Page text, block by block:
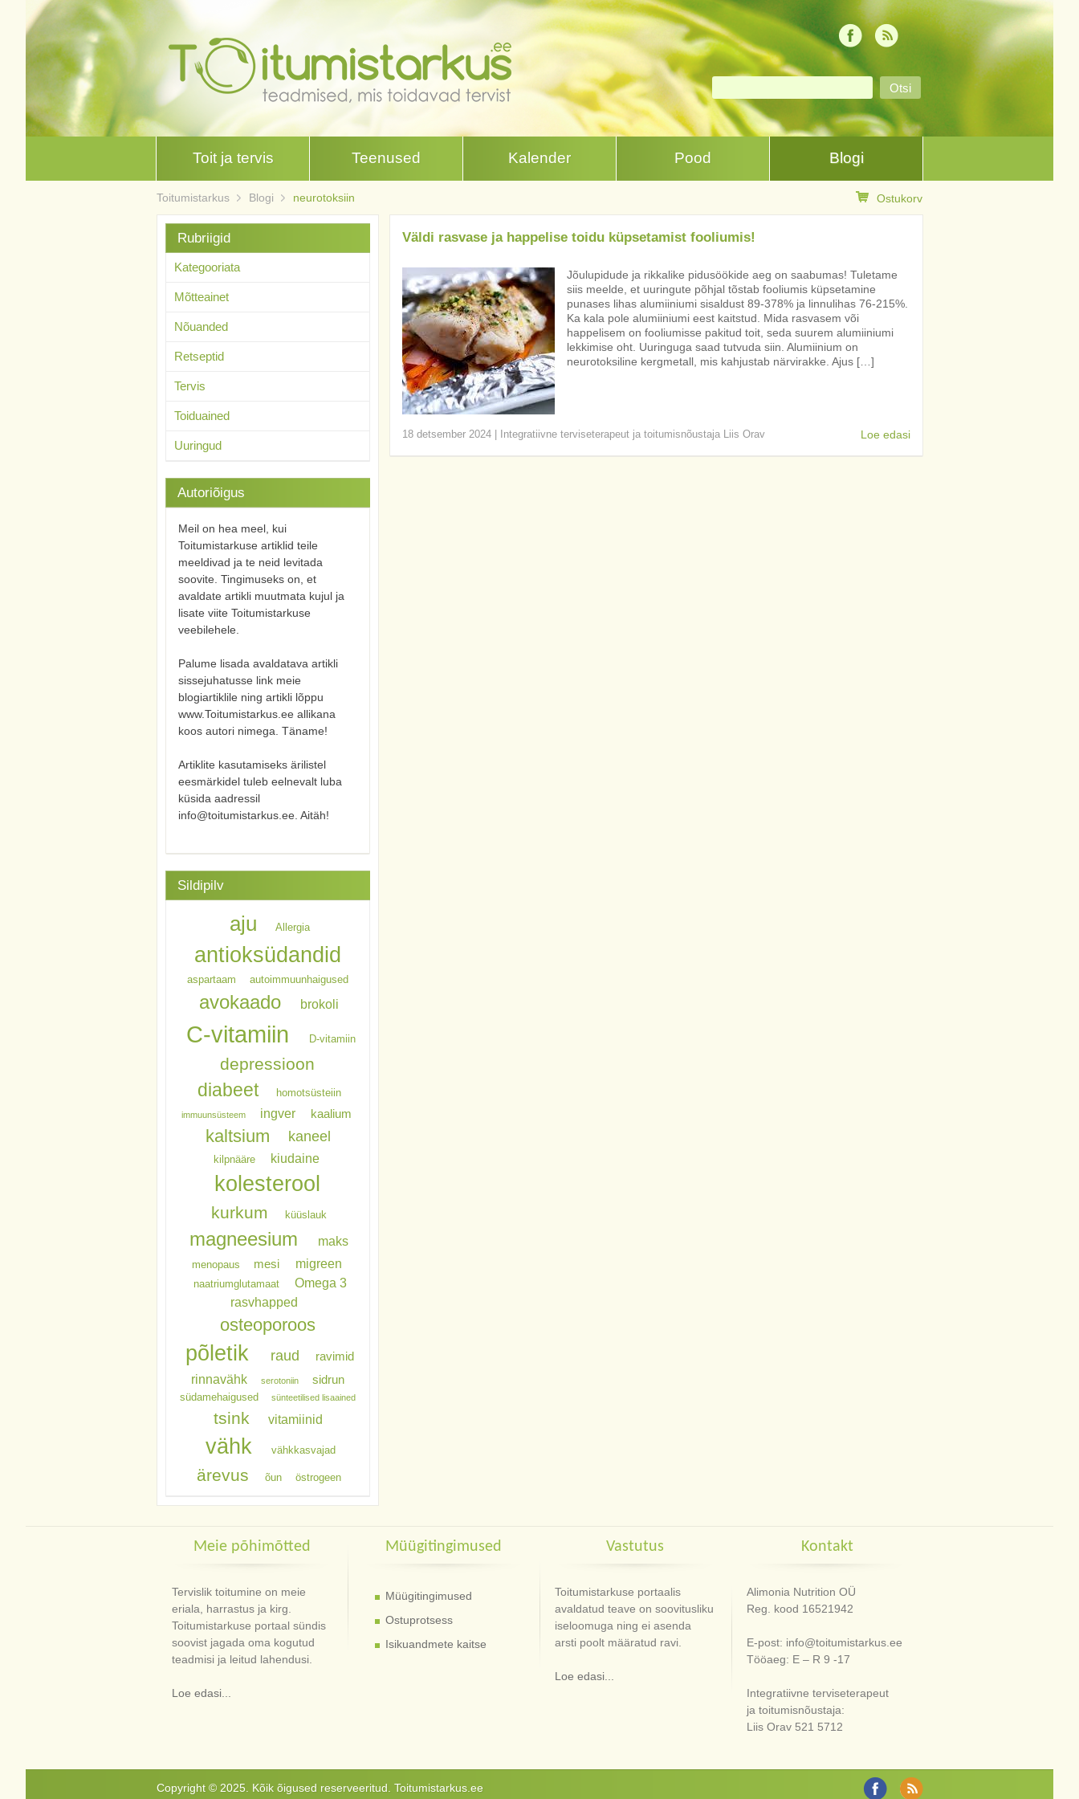
Toit ja tervis Teenused Kalender Pood Blogi
Toitumistarkus Blogi neurotoksiin Ostukorv
Väldi rasvase ja happelise toidu küpsetamist fooliumis!
Jõulupidude ja rikkalike pidusöökide aeg on saabumas! Tuletame
siis meelde, et uuringute põhjal tõstab fooliumis küpsetamine
punases lihas alumiiniumi sisaldust 89-378% ja linnulihas 76-215%.
Ka kala pole alumiiniumi eest kaitstud. Mida rasvasem või
happelisem on fooliumisse pakitud toit, seda suurem alumiiniumi
lekkimise oht. Uuringuga saad tutvuda siin. Alumiinium on
neurotoksiline kergmetall, mis kahjustab närvirakke. Ajus […]
18 detsember 2024| Integratiivne terviseterapeut ja toitumisnõustaja Liis Orav Loe edasi
Rubriigid
Kategooriata
Mõtteainet
Nõuanded
Retseptid
Tervis
Toiduained
Uuringud
Autoriõigus
Meil on hea meel, kui
Toitumistarkuse artiklid teile
meeldivad ja te neid levitada
soovite. Tingimuseks on, et
avaldate artikli muutmata kujul ja
lisate viite Toitumistarkuse
veebilehele.
Palume lisada avaldatava artikli
sissejuhatusse link meie
blogiartiklile ning artikli lõppu
www.Toitumistarkus.ee allikana
koos autori nimega. Täname!
Artiklite kasutamiseks ärilistel
eesmärkidel tuleb eelnevalt luba
küsida aadressil
info@toitumistarkus.ee. Aitäh!
Sildipilv
aju Allergia
antioksüdandid
aspartaam autoimmuunhaigused
avokaado brokoli
C-vitamiin D-vitamiin
depressioon
diabeet homotsüsteiin
immuunsüsteem ingver kaalium
kaltsium kaneel
kilpnääre kiudaine
kolesterool
kurkum küüslauk
magneesium maks
menopaus mesi migreen
naatriumglutamaat
Omega 3
rasvhapped
osteoporoos
põletik raud ravimid
rinnavähk serotoniin sidrun
südamehaigused sünteetilised lisaained
tsink vitamiinid
vähk vähkkasvajad
ärevus õun östrogeen
Meie põhimõtted
Tervislik toitumine on meie
eriala, harrastus ja kirg.
Toitumistarkuse portaal sündis
soovist jagada oma kogutud
teadmisi ja leitud lahendusi.
Loe edasi...
Müügitingimused
Müügitingimused
Ostuprotsess
Isikuandmete kaitse
Vastutus
Toitumistarkuse portaalis
avaldatud teave on soovitusliku
iseloomuga ning ei asenda
arsti poolt määratud ravi.
Loe edasi...
Kontakt
Alimonia Nutrition OÜ
Reg. kood 16521942
E-post: info@toitumistarkus.ee
Tööaeg: E – R 9 -17
Integratiivne terviseterapeut
ja toitumisnõustaja:
Liis Orav 521 5712
Copyright © 2025. Kõik õigused reserveeritud. Toitumistarkus.ee